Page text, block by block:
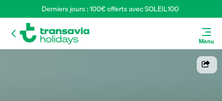
Derniers jours : 100€ offerts avec SOLEIL100
Menu